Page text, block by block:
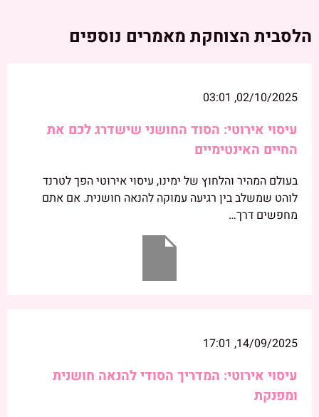
הלסבית הצוחקת מאמרים נוספים
02/10/2025, 03:01
עיסוי אירוטי: הסוד החושני שישדרג לכם את
החיים האינטימיים
בעולם המהיר והלחוץ של ימינו, עיסוי אירוטי הפך לטרנד
לוהט שמשלב בין רגיעה עמוקה להנאה חושנית. אם אתם
מחפשים דרך…
14/09/2025, 17:01
עיסוי אירוטי: המדריך הסודי להנאה חושנית
ומפנקת